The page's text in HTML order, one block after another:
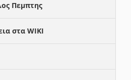
Πεμπτης
στα WIKI